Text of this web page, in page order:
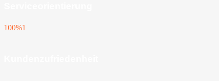
100%1